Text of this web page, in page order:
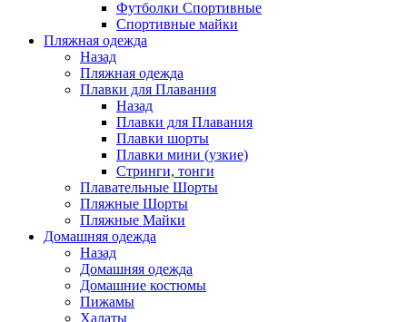
Футболки Спортивные
Спортивные майки
Пляжная одежда
Назад
Пляжная одежда
Плавки для Плавания
Назад
Плавки для Плавания
Плавки шорты
Плавки мини (узкие)
Стринги, тонги
Плавательные Шорты
Пляжные Шорты
Пляжные Майки
Домашняя одежда
Назад
Домашняя одежда
Домашние костюмы
Пижамы
Халаты